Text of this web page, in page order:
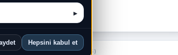
▸
Hepsini kabul et
ORT. DERINLIK (24S)